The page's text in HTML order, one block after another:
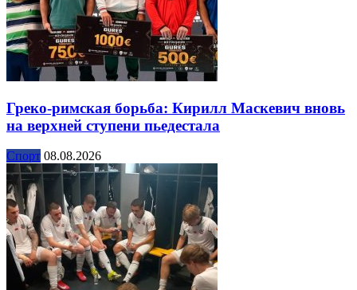
Греко-римская борьба: Кирилл Маскевич вновь
на верхней ступени пьедестала
Спорт 08.08.2026